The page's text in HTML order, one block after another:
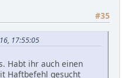
#35
17:55:05
Habt ihr auch einen
Haftbefehl gesucht